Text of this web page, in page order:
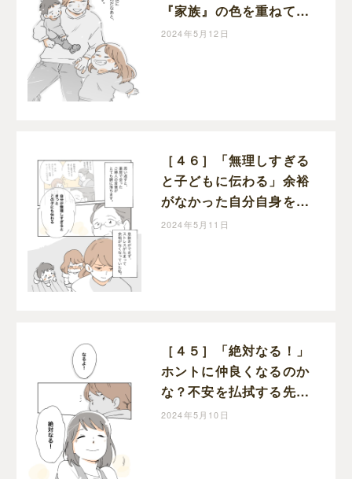
『家族』の色を重ねてき
たのだと実感！２歳差育
2024年5月12日
［４６］「無理しすぎる
と子どもに伝わる」余裕
がなかった自分自身を振
り返って思うこと。２歳
2024年5月11日
［４５］「絶対なる！」
ホントに仲良くなるのか
な？不安を払拭する先輩
ママの言葉。２歳差育児
2024年5月10日